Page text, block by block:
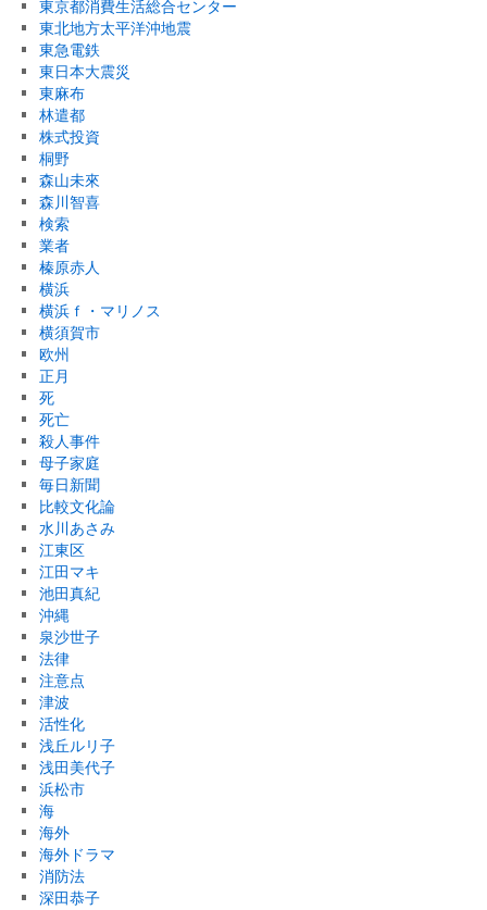
東京都消費生活総合センター
東北地方太平洋沖地震
東急電鉄
東日本大震災
東麻布
林遣都
株式投資
桐野
森山未來
森川智喜
検索
業者
榛原赤人
横浜
横浜ｆ・マリノス
横須賀市
欧州
正月
死
死亡
殺人事件
母子家庭
毎日新聞
比較文化論
水川あさみ
江東区
江田マキ
池田真紀
沖縄
泉沙世子
法律
注意点
津波
活性化
浅丘ルリ子
浅田美代子
浜松市
海
海外
海外ドラマ
消防法
深田恭子